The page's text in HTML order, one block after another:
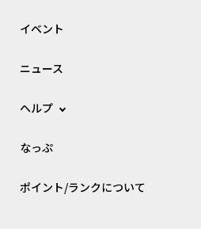
イベント
ニュース
ヘルプ
なっぷ
ポイント/ランクについて